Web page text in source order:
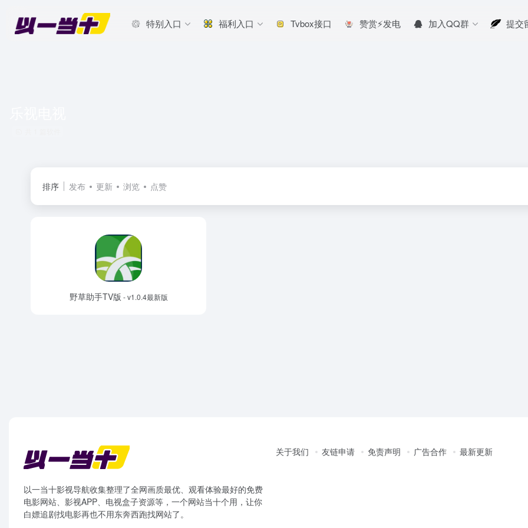
特别入口 福利入口 Tvbox接口 赞赏⚡发电 加入QQ群 提交
排序 发布 更新 浏览 点赞
野草助手TV版 - v1.0.4最新版
以一当十影视导航收集整理了全网画质最优、观看体验最好的免费
电影网站、影视APP、电视盒子资源等，一个网站当十个用，让你
白嫖追剧找电影再也不用东奔西跑找网站了。
关于我们 友链申请 免责声明 广告合作 最新更新